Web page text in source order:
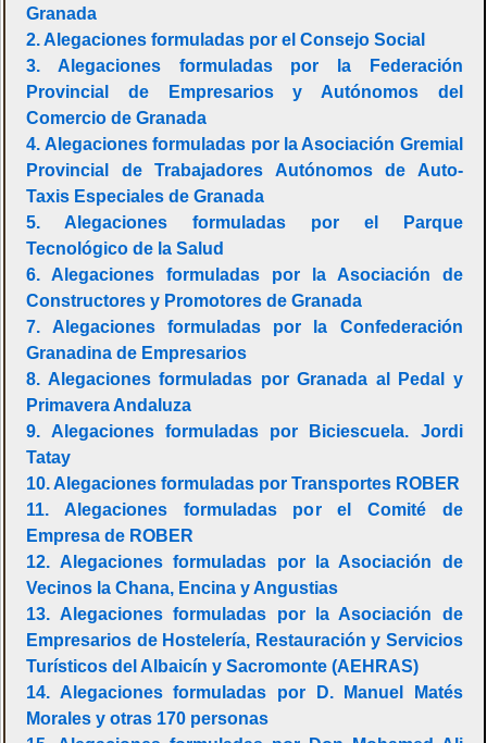
Granada
2. Alegaciones formuladas por el Consejo Social
3. Alegaciones formuladas por la Federación
Provincial de Empresarios y Autónomos del
Comercio de Granada
4. Alegaciones formuladas por la Asociación Gremial
Provincial de Trabajadores Autónomos de Auto-
Taxis Especiales de Granada
5. Alegaciones formuladas por el Parque
Tecnológico de la Salud
6. Alegaciones formuladas por la Asociación de
Constructores y Promotores de Granada
7. Alegaciones formuladas por la Confederación
Granadina de Empresarios
8. Alegaciones formuladas por Granada al Pedal y
Primavera Andaluza
9. Alegaciones formuladas por Biciescuela. Jordi
Tatay
10. Alegaciones formuladas por Transportes ROBER
11. Alegaciones formuladas por el Comité de
Empresa de ROBER
12. Alegaciones formuladas por la Asociación de
Vecinos la Chana, Encina y Angustias
13. Alegaciones formuladas por la Asociación de
Empresarios de Hostelería, Restauración y Servicios
Turísticos del Albaicín y Sacromonte (AEHRAS)
14. Alegaciones formuladas por D. Manuel Matés
Morales y otras 170 personas